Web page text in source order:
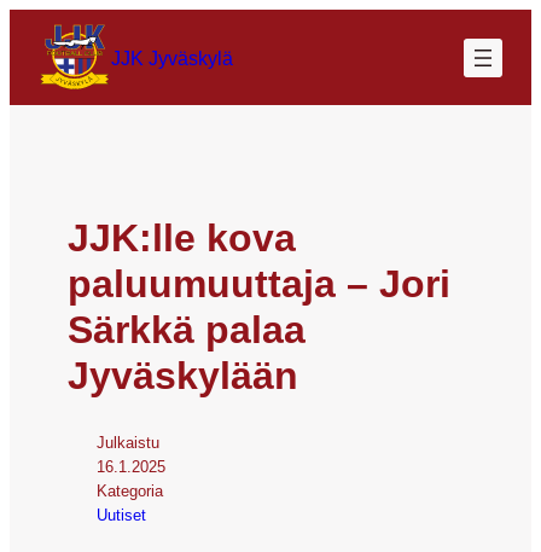
JJK Jyväskylä
JJK:lle kova
paluumuuttaja – Jori
Särkkä palaa
Jyväskylään
Julkaistu
16.1.2025
Kategoria
Uutiset